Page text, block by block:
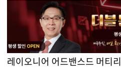
레이오니어 어드밴스드 머티